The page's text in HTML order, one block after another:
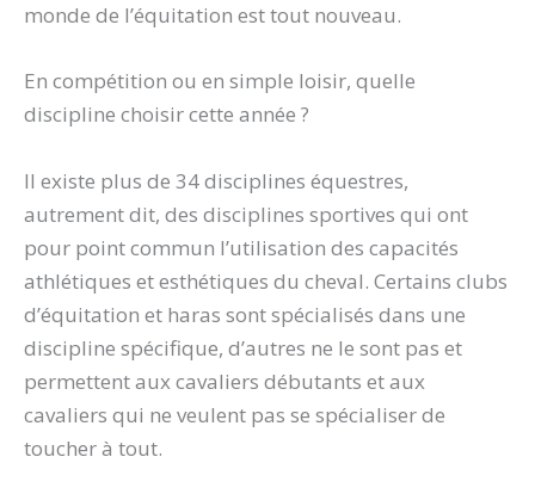
monde de l’équitation est tout nouveau.
En compétition ou en simple loisir, quelle
discipline choisir cette année ?
Il existe plus de 34 disciplines équestres,
autrement dit, des disciplines sportives qui ont
pour point commun l’utilisation des capacités
athlétiques et esthétiques du cheval. Certains clubs
d’équitation et haras sont spécialisés dans une
discipline spécifique, d’autres ne le sont pas et
permettent aux cavaliers débutants et aux
cavaliers qui ne veulent pas se spécialiser de
toucher à tout.